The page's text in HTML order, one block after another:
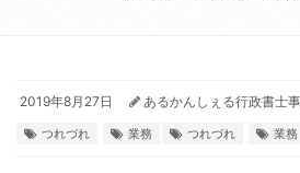
2019年8月27日 あるかんしぇる行政書士
つれづれ 業務 つれづれ 業務